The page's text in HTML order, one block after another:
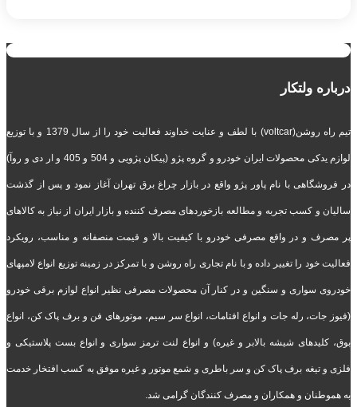
درباره ولتکار
تیم راه روشن(voltcar) با لطف و عنایت خداوند فعالیت خود را از سال 1379 و با توزیع
لوازم یدکی محصولات ایران خودرو و گروه پژو (پیکان پژویی و 504 و 405 و ار دی و روآ)
در فروشگاهی با نام پاور پژو واقع در بازار چراغ برق تهران آغاز نمود و پس از گذشت
سالیان و کسب تجربه و مطالعه بازخوردهای مصرف کننده و بازار ایران از نیاز به کالاهای
پر مصرف و در واقع مصرفی خودرو با کیفیت بالا و قیمت منصفانه و مناسب، رویکرد
فعالیت خود را تغییر داده و با نام تجاری راه روشن و با تمرکز در زمینه توزیع انواع لامپهای
خودروی سواری و سنگین و در کنار آن محصولات مصرفی نظیر انواع لوازم برقی خودرو
(فیوز جات، رله جات و انواع افتامات، انواع سر سیم، موتورهای فن و برف پاک کن، انواع
بوق، کلیدهای شیشه بالابر و غیره) و انواع لنت ترمز سواری و انواع بست پلاستیکی و
فلزی و تیغه برف پاک کن و سر باطری و شمع موتور و غیره موفق به کسب افتخار خدمت
به هموطنان و همکاران و مصرف کنندگان گرامی شد.